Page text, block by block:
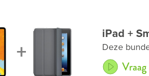
+
iPad +
Deze